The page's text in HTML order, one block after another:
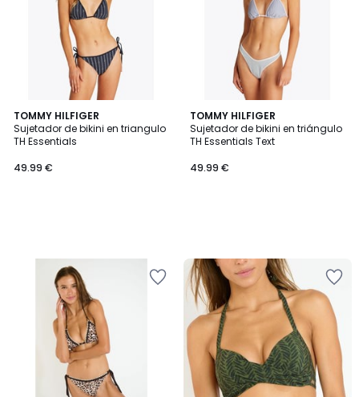
TOMMY HILFIGER
Sujetador de bikini en triangulo
TH Essentials
49.99 €
TOMMY HILFIGER
Sujetador de bikini en triángulo
TH Essentials Text
49.99 €